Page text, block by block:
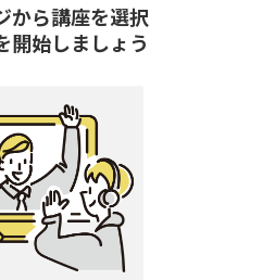
から講座を選択
開始しましょう